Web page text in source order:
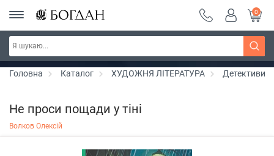
РОЗПРОДАЖ ~ 150 грн ~ 200 грн ~ 250 грн ~
300 грн ~ РОЗПРОДАЖ
Дізнатись більше
0
Головна Каталог ХУДОЖНЯ ЛІТЕРАТУРА Детективи
Не проси пощади у тіні
Волков Олексій